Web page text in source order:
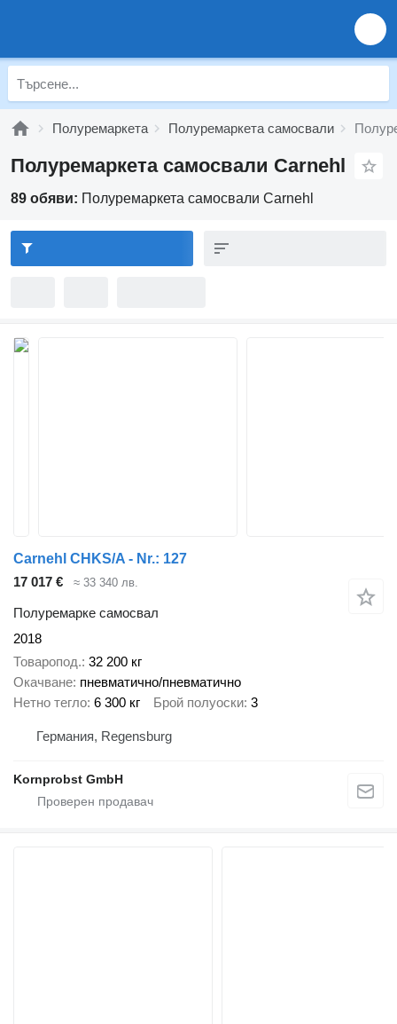
Полуремаркета Полуремаркета самосвали
Полуремаркета самосвали Carnehl
89 обяви: Полуремаркета самосвали Carnehl
Carnehl CHKS/A - Nr.: 127
17 017 €
≈ 33 340 лв.
Полуремарке самосвал
2018
Товаропод. 32 200 кг
Окачване пневматично/пневматично
Нетно тегло 6 300 кг Брой полуоски 3
Германия, Regensburg
Kornprobst GmbH